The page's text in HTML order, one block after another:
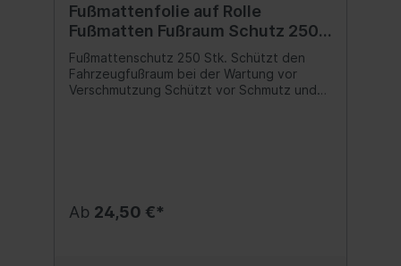
Fußmattenfolie auf Rolle
Fußmatten Fußraum Schutz 250
Stk
Fußmattenschutz 250 Stk. Schützt den
Fahrzeugfußraum bei der Wartung vor
Verschmutzung Schützt vor Schmutz und
Ab 24,50 €*